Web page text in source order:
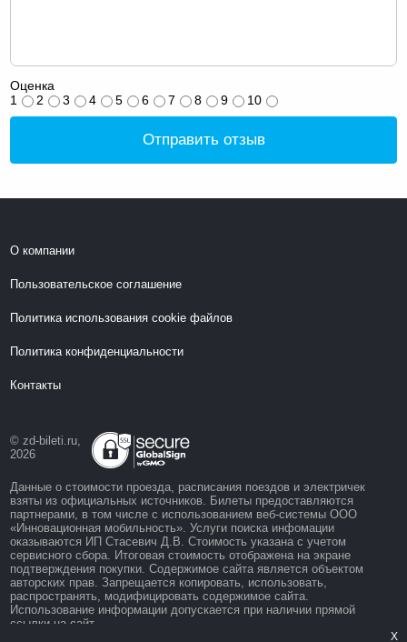
Оценка
1
2 3 4 5 6 7 8 9 10
Отправить отзыв
О компании
Пользовательское соглашение
Политика использования cookie файлов
Политика конфиденциальности
Контакты
© zd-bileti.ru,
2026
Данные о стоимости проезда, расписания поездов и электричек
взяты из официальных источников. Билеты предоставляются
партнерами, в том числе с использованием веб-системы ООО
«Инновационная мобильность». Услуги поиска инфомации
оказываются ИП Стасевич Д.В. Стоимость указана с учетом
сервисного сбора. Итоговая стоимость отображена на экране
подтверждения покупки. Содержимое сайта является объектом
авторских прав. Запрещается копировать, использовать,
распространять, модифицировать содержимое сайта.
Использование информации допускается при наличии прямой
ссылки на сайт.
X